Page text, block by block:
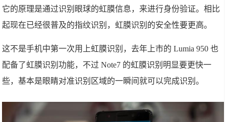
它的原理是通过识别眼球的虹膜信息，来进行身份验证。相比
起现在已经很普及的指纹识别，虹膜识别的安全性要更高。
这不是手机中第一次用上虹膜识别，去年上市的 Lumia 950 也
配备了虹膜识别功能，不过 Note7 的虹膜识别明显要更快一
些，基本是眼睛对准识别区域的一瞬间就可以完成识别。